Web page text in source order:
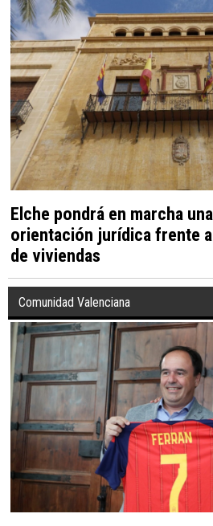
Elche pondrá en marcha
orientación jurídica frente
de viviendas
Comunidad Valenciana